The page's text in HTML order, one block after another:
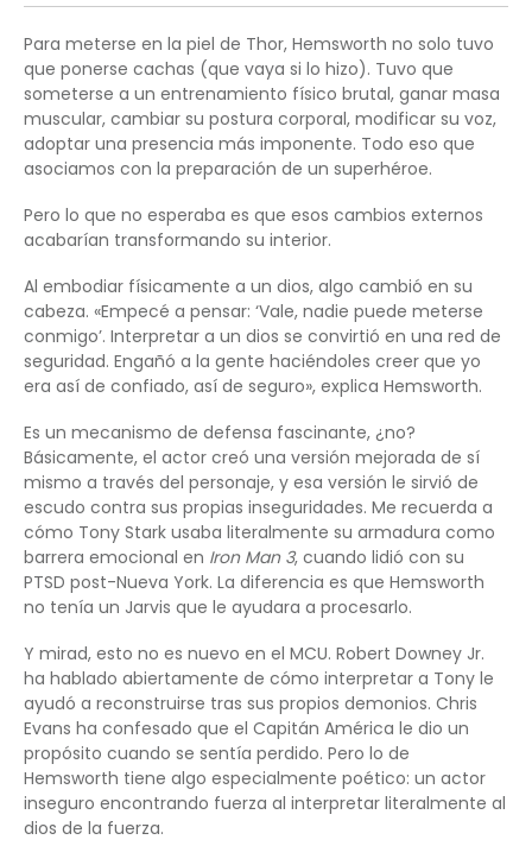
Para meterse en la piel de Thor, Hemsworth no solo tuvo
que ponerse cachas (que vaya si lo hizo). Tuvo que
someterse a un entrenamiento físico brutal, ganar masa
muscular, cambiar su postura corporal, modificar su voz,
adoptar una presencia más imponente. Todo eso que
asociamos con la preparación de un superhéroe.
Pero lo que no esperaba es que esos cambios externos
acabarían transformando su interior.
Al embodiar físicamente a un dios, algo cambió en su
cabeza. «Empecé a pensar: ‘Vale, nadie puede meterse
conmigo’. Interpretar a un dios se convirtió en una red de
seguridad. Engañó a la gente haciéndoles creer que yo
era así de confiado, así de seguro», explica Hemsworth.
Es un mecanismo de defensa fascinante, ¿no?
Básicamente, el actor creó una versión mejorada de sí
mismo a través del personaje, y esa versión le sirvió de
escudo contra sus propias inseguridades. Me recuerda a
cómo Tony Stark usaba literalmente su armadura como
barrera emocional en Iron Man 3, cuando lidió con su
PTSD post-Nueva York. La diferencia es que Hemsworth
no tenía un Jarvis que le ayudara a procesarlo.
Y mirad, esto no es nuevo en el MCU. Robert Downey Jr.
ha hablado abiertamente de cómo interpretar a Tony le
ayudó a reconstruirse tras sus propios demonios. Chris
Evans ha confesado que el Capitán América le dio un
propósito cuando se sentía perdido. Pero lo de
Hemsworth tiene algo especialmente poético: un actor
inseguro encontrando fuerza al interpretar literalmente al
dios de la fuerza.